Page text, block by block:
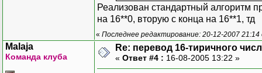
Реализован стандартный алгоритм
на 16**0, вторую с конца на 16**1, тд
« Последнее редактирование: 20-12-2007
Malaja
Команда клуба
Re: перевод 16-тиричного
« Ответ #4 : 16-08-2005 13:22 »